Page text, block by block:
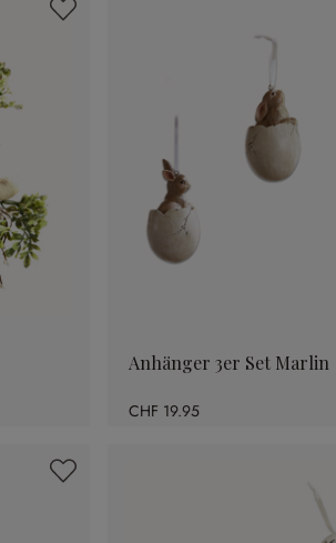
Anhänger 3er Set Marlin
CHF 19.95